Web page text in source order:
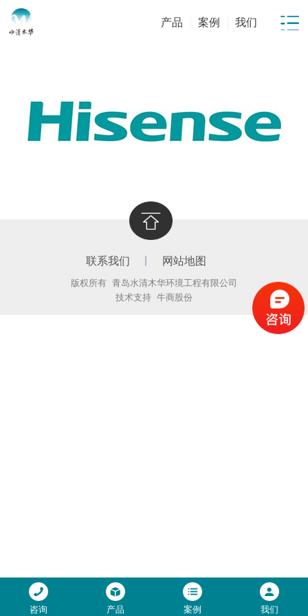
产品 案例 我们
联系我们 网站地图
版权所有 青岛水清木华环境工程有限公司
技术支持 牛商股份
咨询 产品 案例 我们